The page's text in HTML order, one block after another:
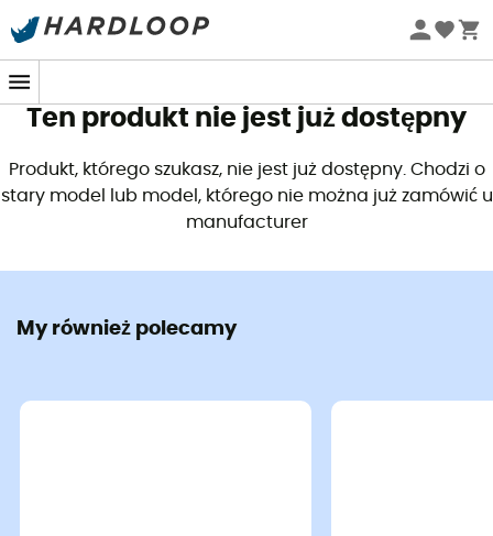
Letnie promocje 🔥 -5% DODATKOWO przy zakupie 2
Ten produkt nie jest już dostępny
Produkt, którego szukasz, nie jest już dostępny. Chodzi o
stary model lub model, którego nie można już zamówić u
manufacturer
My również polecamy